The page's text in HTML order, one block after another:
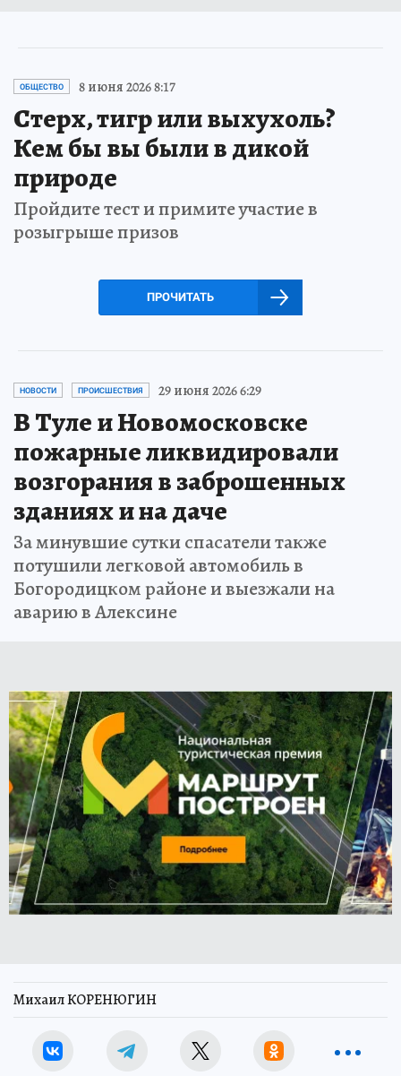
ОБЩЕСТВО 8 июня 2026 8:17
Стерх, тигр или выхухоль?
Кем бы вы были в дикой
природе
Пройдите тест и примите участие в
розыгрыше призов
ПРОЧИТАТЬ
НОВОСТИ ПРОИСШЕСТВИЯ 29 июня 2026 6:29
В Туле и Новомосковске
пожарные ликвидировали
возгорания в заброшенных
зданиях и на даче
За минувшие сутки спасатели также
потушили легковой автомобиль в
Богородицком районе и выезжали на
аварию в Алексине
Михаил КОРЕНЮГИН